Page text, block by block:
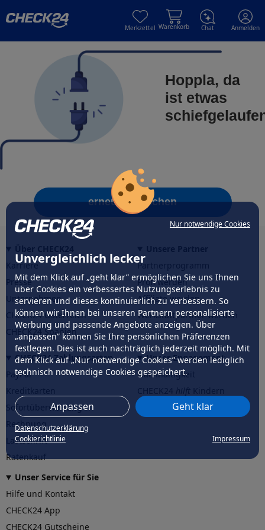
Nur notwendige Cookies
Unvergleichlich lecker
Mit dem Klick auf „geht klar” ermöglichen Sie uns Ihnen
über Cookies ein verbessertes Nutzungserlebnis zu
servieren und dieses kontinuierlich zu verbessern. So
können wir Ihnen bei unseren Partnern personalisierte
Werbung und passende Angebote anzeigen. Über
„anpassen” können Sie Ihre persönlichen Präferenzen
festlegen. Dies ist auch nachträglich jederzeit möglich. Mit
dem Klick auf „Nur notwendige Cookies” werden lediglich
technisch notwendige Cookies gespeichert.
Anpassen Geht klar
Datenschutzerklärung
Cookierichtlinie
Impressum
Merkzettel Warenkorb Chat Anmelden
Hoppla, da
ist etwas
erneut versuchen
Karriere
Presse
Unternehmen
CHECK24 Österreich
CHECK24 Spanien
Partnerprogramm
Profi werden
Affiliate werden
Werkstattpartner werden
CHECK24 Zahlungsarten
PayPal
Sofortüberweisung
Rechnung
Lastschrift
Ratenkauf
Unser Engagement
Nachhaltigkeit
CHECK24hilftder Natur
Unser Service für Sie
Hilfe und Kontakt
CHECK24 App
CHECK24 Gutscheine